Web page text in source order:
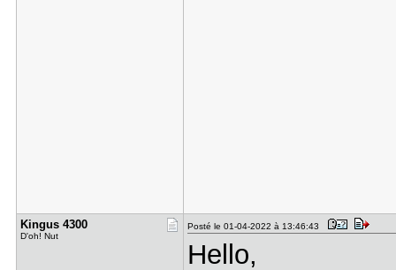
Kingus 430​0
D'oh! Nut
Posté le 01-04-2022 à 13:46:43
Hello,